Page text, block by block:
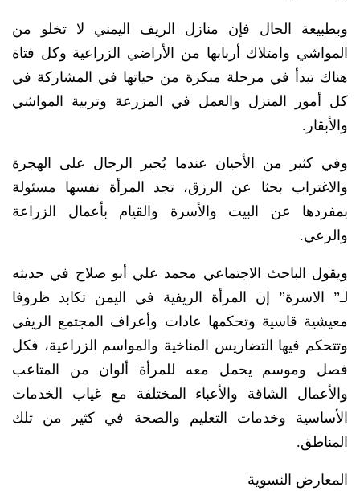
وبطبيعة الحال فإن منازل الريف اليمني لا تخلو من
المواشي وامتلاك أربابها من الأراضي الزراعية وكل فتاة
هناك تبدأ في مرحلة مبكرة من حياتها في المشاركة في
كل أمور المنزل والعمل في المزرعة وتربية المواشي
والأبقار.
وفي كثير من الأحيان عندما يُجبر الرجال على الهجرة
والاغتراب بحثا عن الرزق، تجد المرأة نفسها مسئولة
بمفردها عن البيت والأسرة والقيام بأعمال الزراعة
والرعي.
ويقول الباحث الاجتماعي محمد علي أبو صلاح في حديثه
لـ” الاسرة” إن المرأة الريفية في اليمن تكابد ظروفا
معيشية قاسية وتحكمها عادات وأعراف المجتمع الريفي
وتتحكم فيها التضاريس المناخية والمواسم الزراعية، فكل
فصل وموسم يحمل معه للمرأة ألوان من المتاعب
والأعمال الشاقة والأعباء المختلفة مع غياب الخدمات
الأساسية وخدمات التعليم والصحة في كثير من تلك
المناطق.
المعارض النسوية